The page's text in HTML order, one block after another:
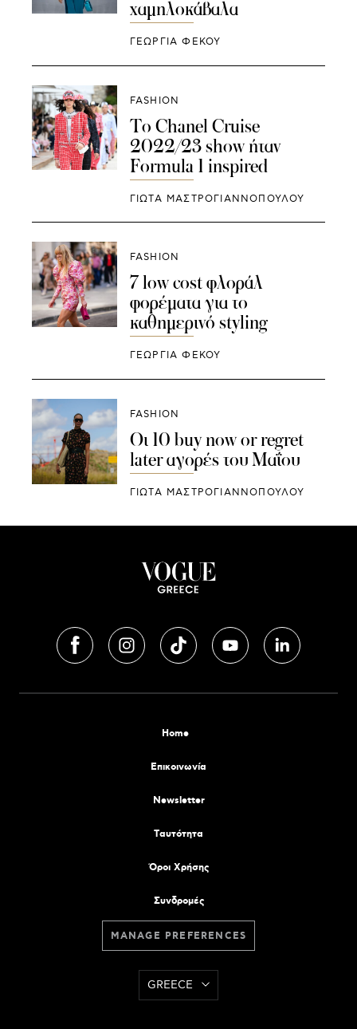
χαμηλοκάβαλα
ΓΕΩΡΓΙΑ ΦΕΚΟΥ
FASHION
To Chanel Cruise
2022/23 show ήταν
Formula 1 inspired
ΓΙΩΤΑ ΜΑΣΤΡΟΓΙΑΝΝΟΠΟΥΛΟΥ
FASHION
7 low cost φλοράλ
φορέματα για το
καθημερινό styling
ΓΕΩΡΓΙΑ ΦΕΚΟΥ
FASHION
Οι 10 buy now or regret
later αγορές του Μαΐου
ΓΙΩΤΑ ΜΑΣΤΡΟΓΙΑΝΝΟΠΟΥΛΟΥ
Home
Επικοινωνία
Newsletter
Tαυτότητα
Όροι Χρήσης
Συνδρομές
MANAGE PREFERENCES
GREECE